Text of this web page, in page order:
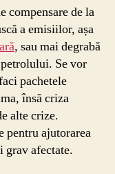
compensare de la
a emisiilor, așa
, sau mai degrabă
Se vor
pachetele
însă criza
alte crize.
pentru ajutorarea
grav afectate.